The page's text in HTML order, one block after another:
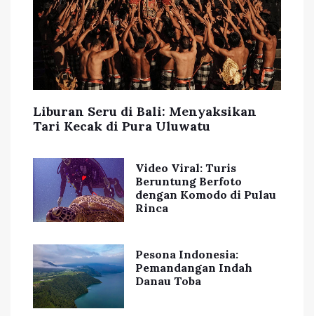
Liburan Seru di Bali: Menyaksikan
Tari Kecak di Pura Uluwatu
Video Viral: Turis
Beruntung Berfoto
dengan Komodo di Pulau
Rinca
Pesona Indonesia:
Pemandangan Indah
Danau Toba